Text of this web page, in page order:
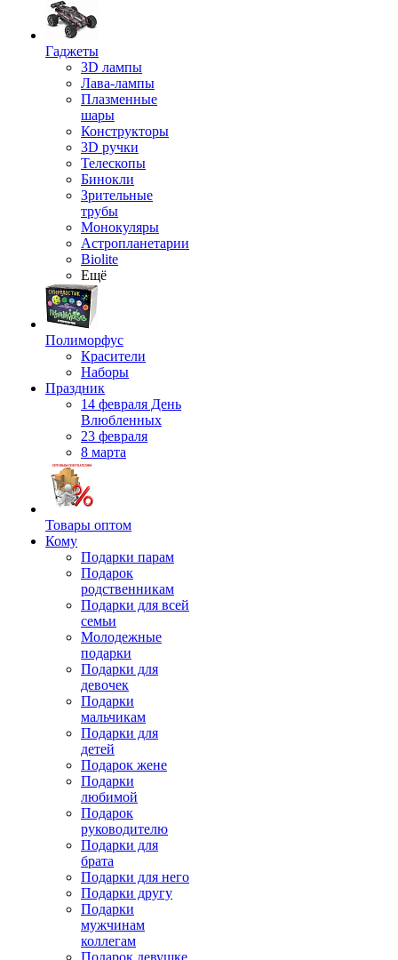
Гаджеты
3D лампы
Лава-лампы
Плазменные
шары
Конструкторы
3D ручки
Телескопы
Бинокли
Зрительные
трубы
Монокуляры
Астропланетарии
Biolite
Ещё
Полиморфус
Красители
Наборы
Праздник
14 февраля День
Влюбленных
23 февраля
8 марта
Товары оптом
Кому
Подарки парам
Подарок
родственникам
Подарки для всей
семьи
Молодежные
подарки
Подарки для
девочек
Подарки
мальчикам
Подарки для
детей
Подарок жене
Подарки
любимой
Подарок
руководителю
Подарки для
брата
Подарки для него
Подарки другу
Подарки
мужчинам
коллегам
Подарок девушке